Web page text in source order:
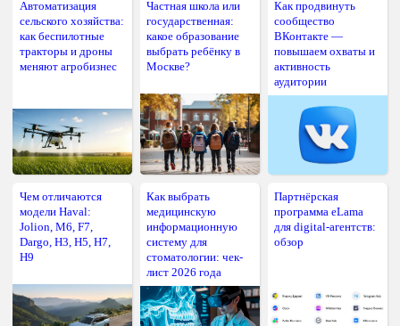
Автоматизация
сельского хозяйства:
как беспилотные
тракторы и дроны
меняют агробизнес
Частная школа или
государственная:
какое образование
выбрать ребёнку в
Москве?
Как продвинуть
сообщество
ВКонтакте —
повышаем охваты и
активность
аудитории
Чем отличаются
модели Haval:
Jolion, M6, F7,
Dargo, H3, H5, H7,
H9
Как выбрать
медицинскую
информационную
систему для
стоматологии: чек-
лист 2026 года
Партнёрская
программа eLama
для digital-агентств:
обзор